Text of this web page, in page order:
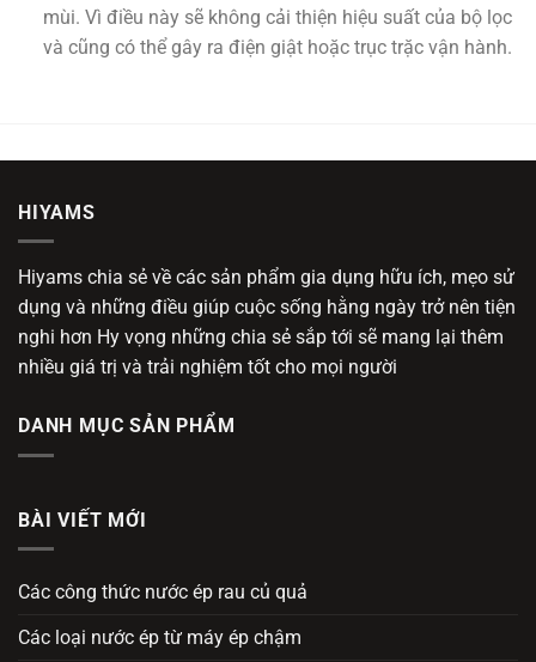
mùi. Vì điều này sẽ không cải thiện hiệu suất của bộ lọc
và cũng có thể gây ra điện giật hoặc trục trặc vận hành.
HIYAMS
Hiyams chia sẻ về các sản phẩm gia dụng hữu ích, mẹo sử
dụng và những điều giúp cuộc sống hằng ngày trở nên tiện
nghi hơn Hy vọng những chia sẻ sắp tới sẽ mang lại thêm
nhiều giá trị và trải nghiệm tốt cho mọi người
DANH MỤC SẢN PHẨM
BÀI VIẾT MỚI
Các công thức nước ép rau củ quả
Các loại nước ép từ máy ép chậm